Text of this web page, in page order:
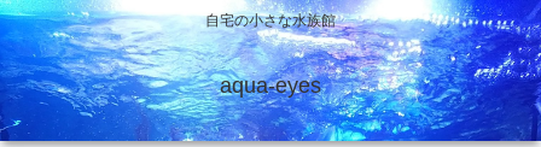
自宅の小さな水族館
aqua-eyes